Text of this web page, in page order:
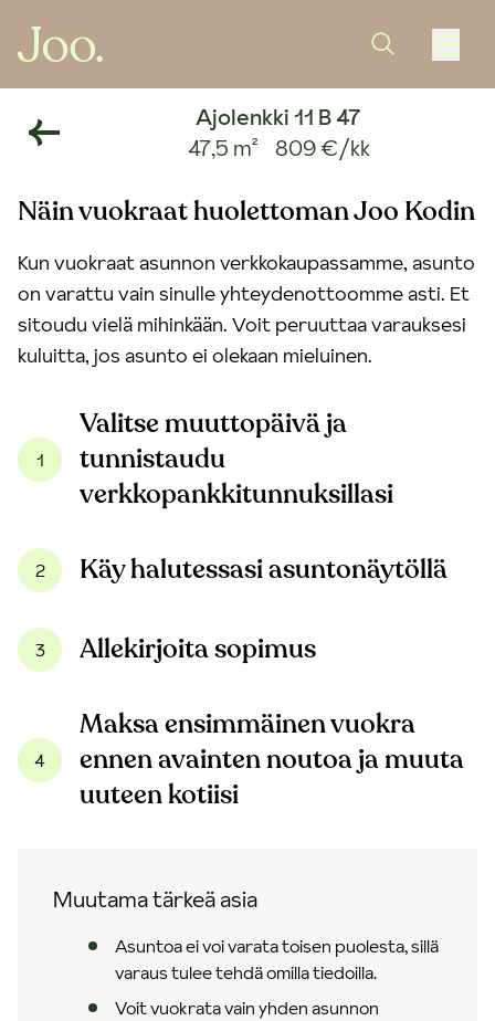
Ajolenkki 11 B 47
47,5 m² 809 €/kk
Näin vuokraat huolettoman Joo Kodin
Kun vuokraat asunnon verkkokaupassamme, asunto
on varattu vain sinulle yhteydenottoomme asti. Et
sitoudu vielä mihinkään. Voit peruuttaa varauksesi
kuluitta, jos asunto ei olekaan mieluinen.
1
Valitse muuttopäivä ja
tunnistaudu
verkkopankkitunnuksillasi
2 Käy halutessasi asuntonäytöllä
3 Allekirjoita sopimus
4
Maksa ensimmäinen vuokra
ennen avainten noutoa ja muuta
uuteen kotiisi
Muutama tärkeä asia
Asuntoa ei voi varata toisen puolesta, sillä
varaus tulee tehdä omilla tiedoilla.
Voit vuokrata vain yhden asunnon